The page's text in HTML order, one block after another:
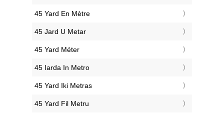
‎45 Yard En Mètre
‎45 Jard U Metar
‎45 Yard Méter
‎45 Iarda In Metro
‎45 Yard Iki Metras
‎45 Yard Fil Metru